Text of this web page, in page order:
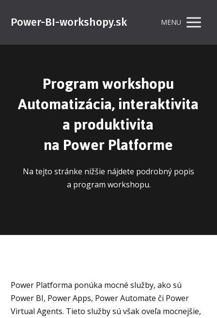
Power-BI-workshopy.sk MENU
Program workshopu
Automatizácia, interaktivita
a produktivita
na Power Platforme
Na tejto stránke nižšie nájdete podrobný popis
a program workshopu.
Power Platforma ponúka mocné služby, ako sú
Power BI, Power Apps, Power Automate či Power
Virtual Agents. Tieto služby sú však oveľa mocnejšie,